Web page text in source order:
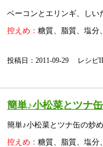
ベーコンとエリンギ、しい
控えめ： 糖質、脂質、塩分
投稿日：2011-09-29 レシピ
簡単♪小松菜とツナ
簡単♪小松菜とツナ缶の炒
控えめ： 糖質、脂質、塩分